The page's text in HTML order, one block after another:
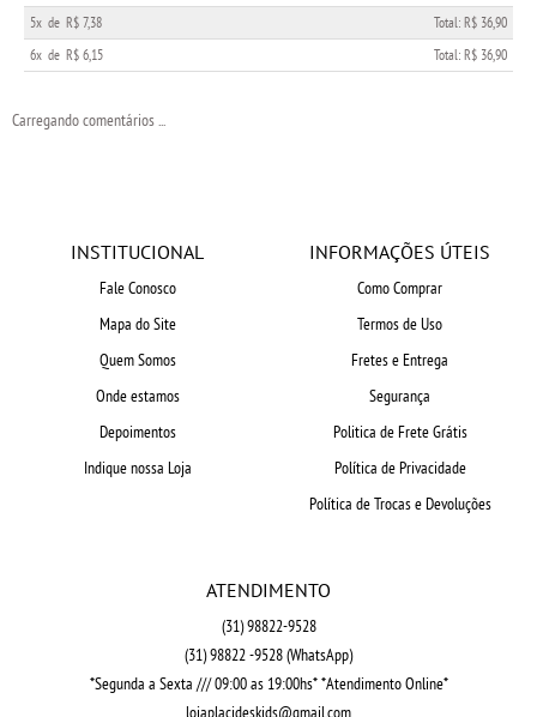
5x de R$ 7,38
Total: R$ 36,90
6x de R$ 6,15 Total: R$ 36,90
Carregando comentários ...
INSTITUCIONAL
Fale Conosco
Mapa do Site
Quem Somos
Onde estamos
Depoimentos
Indique nossa Loja
INFORMAÇÕES ÚTEIS
Como Comprar
Termos de Uso
Fretes e Entrega
Segurança
Politica de Frete Grátis
Política de Privacidade
Política de Trocas e Devoluções
ATENDIMENTO
(31)98822-9528
(31)98822 -9528(WhatsApp)
*Segunda a Sexta /// 09:00 as 19:00hs* *Atendimento Online*